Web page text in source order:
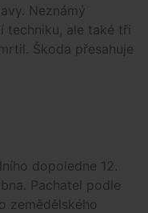
Neznámý
techniku, ale také tři
Škoda přesahuje
dopoledne 12.
Pachatel podle
zemědělského